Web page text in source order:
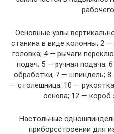
Основные узлы
станина в виде колонны; 2 —
головка; 4 — рычаги
подач; 5 — ручная подача;
обработки; 7 — шпиндель;
— столешница; 10 —
основа; 12 — короб
Настольные
приборостроении для